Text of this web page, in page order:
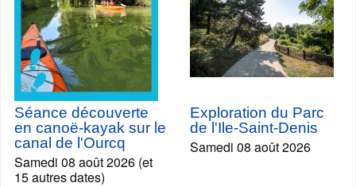
Séance découverte
en canoë-kayak sur le
canal de l'Ourcq
Samedi 08 août 2026 (et
15 autres dates)
Exploration du Parc
de l'Ile-Saint-Denis
Samedi 08 août 2026